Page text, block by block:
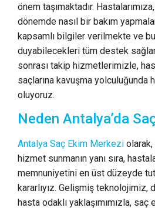
önem taşımaktadır.
dönemde nasıl bir bakım
kapsamlı bilgiler verilmekte ve
duyabilecekleri tüm destek
sonrası takip hizmetlerimizle,
saçlarına kavuşma yolculuğunda
oluyoruz.
Neden Antalya’da
Antalya Saç Ekim Merkezi olarak,
hizmet sunmanın yanı sıra,
memnuniyetini en üst düzeyde
kararlıyız. Gelişmiş
hasta odaklı yaklaşımımızla,